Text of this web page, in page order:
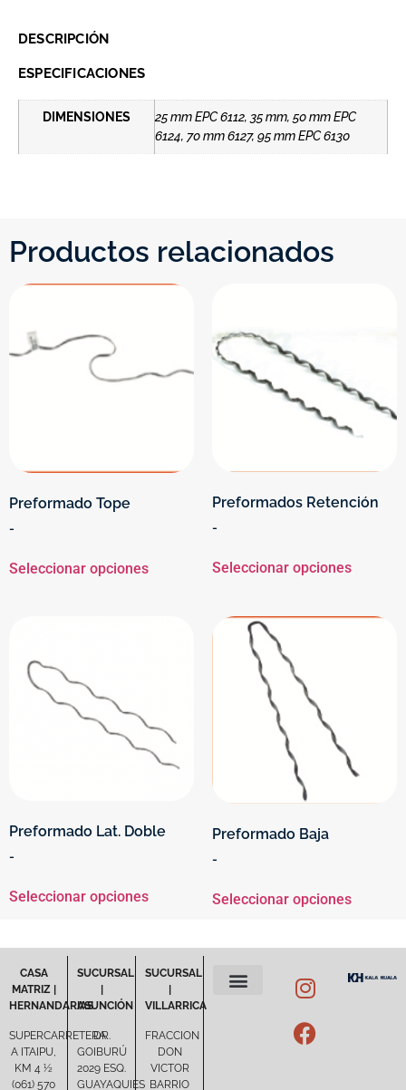
DESCRIPCIÓN
ESPECIFICACIONES
DIMENSIONES
25 mm EPC 6112, 35 mm, 50 mm EPC
6124, 70 mm 6127, 95 mm EPC 6130
Productos relacionados
Preformado Tope
-
Seleccionar opciones
Preformados Retención
-
Seleccionar opciones
Preformado Lat. Doble
-
Seleccionar opciones
Preformado Baja
-
Seleccionar opciones
CASA
MATRIZ |
HERNANDARIAS
SUPERCARRETERA
A ITAIPU,
KM 4 ½
(061) 570
SUCURSAL
ASUNCIÓN
DR.
GOIBURÚ
2029 ESQ.
GUAYAQUIES
SUCURSAL
VILLARRICA
FRACCION
DON
VICTOR
BARRIO